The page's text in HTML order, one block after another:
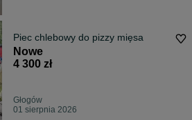
Piec chlebowy do pizzy mięsa
Nowe
4 300 zł
Głogów
01 sierpnia 2026